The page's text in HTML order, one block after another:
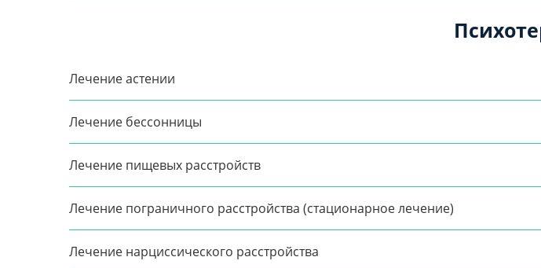
Лечение астении
Лечение бессонницы
Лечение пищевых расстройств
Лечение пограничного расстройства (стационарное лечение)
Лечение нарциссического расстройства